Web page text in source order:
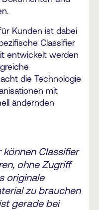
Kunden ist dabei
Classifier
entwickelt werden
die Technologie
mit
ändernden
können Classifier
ohne Zugriff
originale
zu brauchen
gerade bei